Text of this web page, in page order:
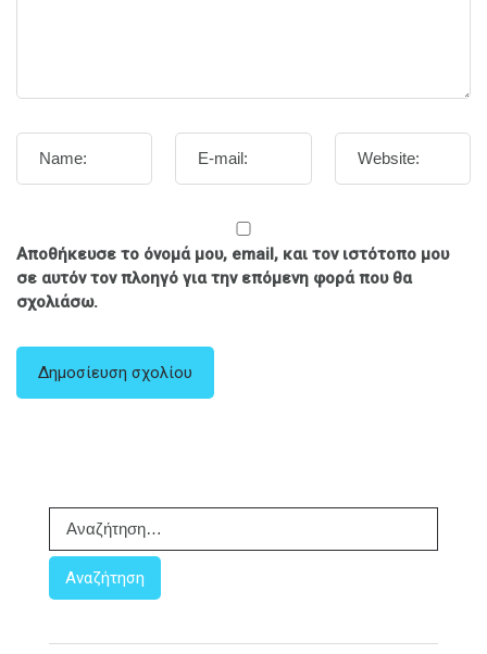
Αποθήκευσε το όνομά μου, email, και τον ιστότοπο μου
σε αυτόν τον πλοηγό για την επόμενη φορά που θα
σχολιάσω.
α